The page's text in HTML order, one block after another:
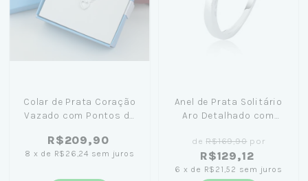
Colar de Prata Coração
Vazado com Pontos de
Azul
R$209,90
8 x de R$26,24 sem juros
Anel de Prata Solitário
Aro Detalhado com
deR$169,90 por
R$129,12
6 x de R$21,52 sem juros